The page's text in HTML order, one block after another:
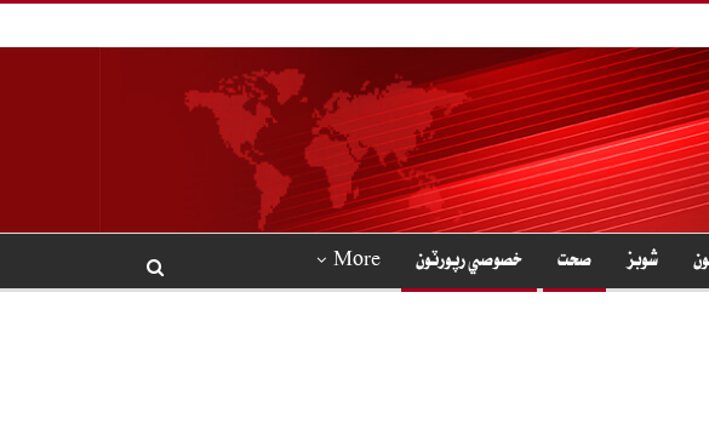
شوبز صحت خصوصي رپورٽون More